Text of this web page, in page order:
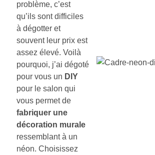
problème, c’est
qu’ils sont difficiles
à dégotter et
souvent leur prix est
assez élevé. Voilà
pourquoi, j’ai dégoté
pour vous un DIY
pour le salon qui
vous permet de
fabriquer une
décoration murale
ressemblant à un
néon. Choisissez